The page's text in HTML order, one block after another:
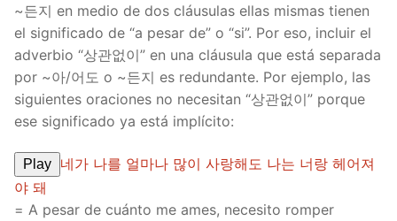
~든지 en medio de dos cláusulas ellas mismas tienen
el significado de “a pesar de” o “si”. Por eso, incluir el
adverbio “상관없이” en una cláusula que está separada
por ~아/어도 o ~든지 es redundante. Por ejemplo, las
siguientes oraciones no necesitan “상관없이” porque
ese significado ya está implícito:
Play
네가 나를 얼마나 많이 사랑해도 나는 너랑 헤어져
야 돼
= A pesar de cuánto me ames, necesito romper